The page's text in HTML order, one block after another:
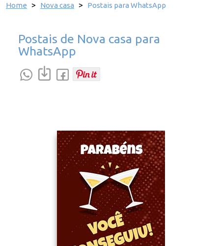
Home > Nova casa > Postais para WhatsApp
Postais de Nova casa para
WhatsApp